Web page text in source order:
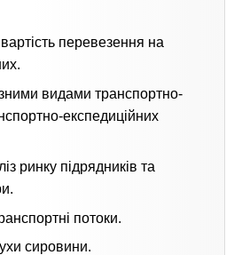
перевезення на
видами транспортно-
експедиційних
ринку підрядників та
потоки.
сировини.